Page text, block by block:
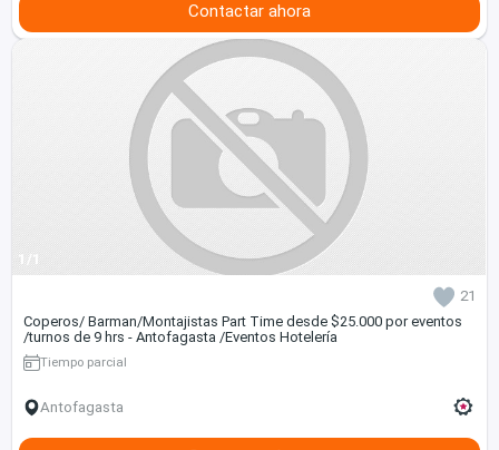
Contactar ahora
1/1
21
Coperos/ Barman/Montajistas Part Time desde $25.000 por eventos
/turnos de 9 hrs - Antofagasta /Eventos Hotelería
Tiempo parcial
Antofagasta